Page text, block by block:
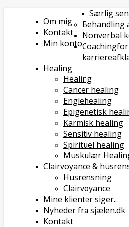
Om mig
Kontakt
Min konto
Særlig
Behandling
Nonverbal
Healing
Healing
Cancer healing
Englehealing
Epigenetisk
Karmisk healing
Sensitiv healing
Spirituel healing
Muskulær
Clairvoyance &
Husrensning
Clairvoyance
Mine klienter siger..
Nyheder fra sjælen.dk
Kontakt